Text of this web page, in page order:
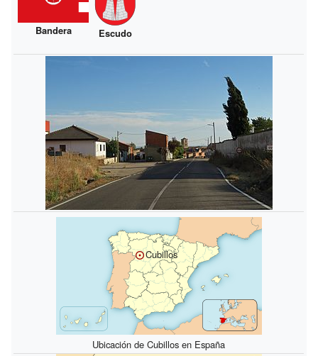
Bandera Escudo
Cubillos
Ubicación de Cubillos en España